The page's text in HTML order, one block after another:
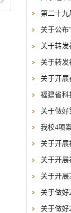
第二十九
关于公布
关于转发
关于转发
关于开
福建省科
关于做好
我校4项
关于开
关于开
关于开展
关于做好
关于做好